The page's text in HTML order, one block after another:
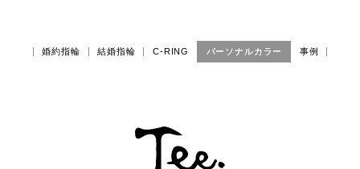
婚約指輪 結婚指輪 C-RING パーソナルカラー 事例